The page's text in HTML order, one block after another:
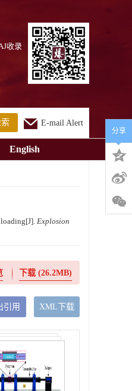
收录
E-mail Alert
English
Explosion
下载(26.2MB)
引用 XML下载
分享